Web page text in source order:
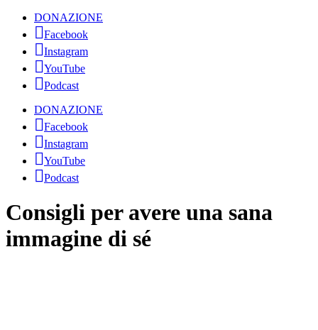
DONAZIONE
Facebook
Instagram
YouTube
Podcast
DONAZIONE
Facebook
Instagram
YouTube
Podcast
Consigli per avere una sana
immagine di sé